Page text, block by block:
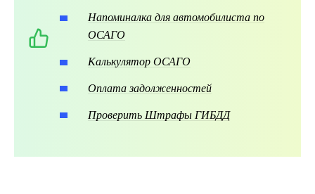
Напоминалка для автомобилиста по
ОСАГО
Калькулятор ОСАГО
Оплата задолженностей
Проверить Штрафы ГИБДД